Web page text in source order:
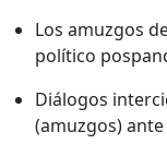
Los amuzgos
político
Diálogos
(amuzgos) ante